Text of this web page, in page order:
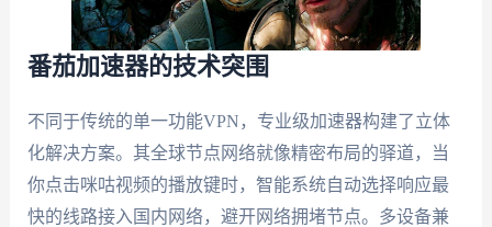
番茄加速器的技术突围
不同于传统的单一功能VPN，专业级加速器构建了立体
化解决方案。其全球节点网络就像精密布局的驿道，当
你点击咪咕视频的播放键时，智能系统自动选择响应最
快的线路接入国内网络，避开网络拥堵节点。多设备兼